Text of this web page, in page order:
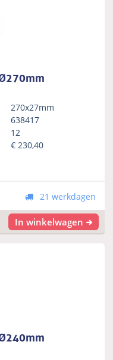
270x27mm
638417
12
€ 230,40
21 werkdagen
In winkelwagen